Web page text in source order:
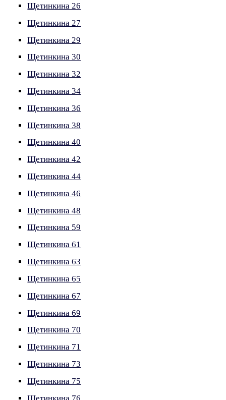
Щетинкина 26
Щетинкина 27
Щетинкина 29
Щетинкина 30
Щетинкина 32
Щетинкина 34
Щетинкина 36
Щетинкина 38
Щетинкина 40
Щетинкина 42
Щетинкина 44
Щетинкина 46
Щетинкина 48
Щетинкина 59
Щетинкина 61
Щетинкина 63
Щетинкина 65
Щетинкина 67
Щетинкина 69
Щетинкина 70
Щетинкина 71
Щетинкина 73
Щетинкина 75
Щетинкина 76